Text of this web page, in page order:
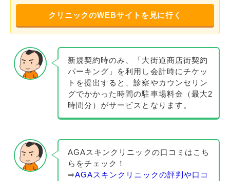
クリニックのWEBサイトを見に行く
新規契約時のみ、「大街道商店街契約
パーキング」を利用し会計時にチケッ
トを提出すると、診察やカウンセリン
グでかかった時間の駐車場料金（最大2
時間分）がサービスとなります。
AGAスキンクリニックの口コミはこち
らをチェック！
⇒AGAスキンクリニックの評判や口コ